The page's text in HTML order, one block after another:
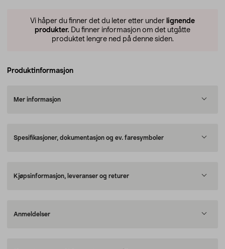
Vi håper du finner det du leter etter under lignende
produkter. Du finner informasjon om det utgåtte
produktet lengre ned på denne siden.
Produktinformasjon
Mer informasjon
Spesifikasjoner, dokumentasjon og ev. faresymboler
Kjøpsinformasjon, leveranser og returer
Anmeldelser